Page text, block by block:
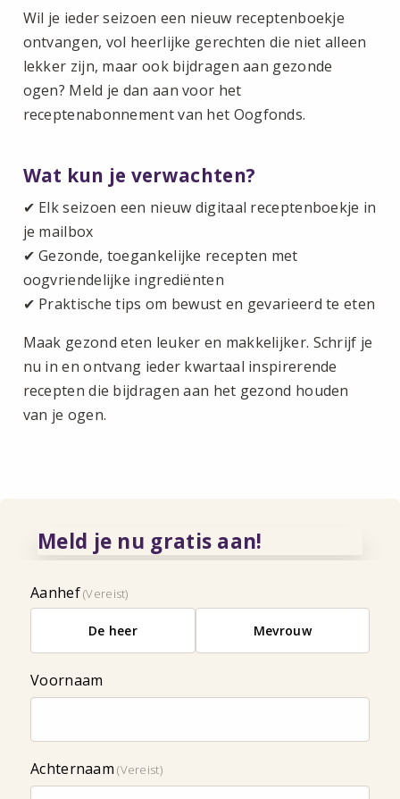
Wil je ieder seizoen een nieuw receptenboekje
ontvangen, vol heerlijke gerechten die niet alleen
lekker zijn, maar ook bijdragen aan gezonde
ogen? Meld je dan aan voor het
receptenabonnement van het Oogfonds.
Wat kun je verwachten?
✔ Elk seizoen een nieuw digitaal receptenboekje in
je mailbox
✔ Gezonde, toegankelijke recepten met
oogvriendelijke ingrediënten
✔ Praktische tips om bewust en gevarieerd te eten
Maak gezond eten leuker en makkelijker. Schrijf je
nu in en ontvang ieder kwartaal inspirerende
recepten die bijdragen aan het gezond houden
van je ogen.
Meld je nu gratis aan!
Aanhef(Vereist)
De heer Mevrouw
Voornaam
Achternaam (Vereist)